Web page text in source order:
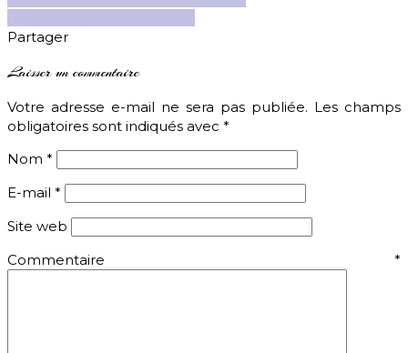
Partager
Laisser un commentaire
Votre adresse e-mail ne sera pas publiée. Les champs
obligatoires sont indiqués avec *
Nom *
E-mail *
Site web
Commentaire *